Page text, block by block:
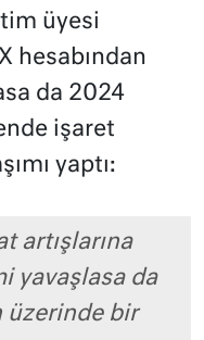
üyesi
hesabından
da 2024
işaret
yaptı:
artışlarına
yavaşlasa da
üzerinde bir